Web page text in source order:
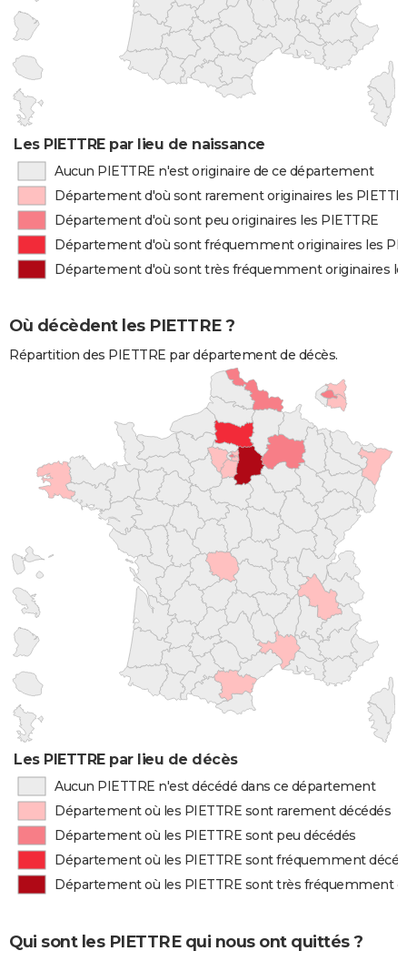
Les PIETTRE par lieu de naissance
Aucun PIETTRE n'est originaire de ce département
Département d'où sont rarement originaires les
Département d'où sont peu originaires les PIETTRE
Département d'où sont fréquemment originaires les
Département d'où sont très fréquemment originaires
Où décèdent les PIETTRE ?
Répartition des PIETTRE par département de décès.
Les PIETTRE par lieu de décès
Aucun PIETTRE n'est décédé dans ce département
Département où les PIETTRE sont rarement décédés
Département où les PIETTRE sont peu décédés
Département où les PIETTRE sont fréquemment
Département où les PIETTRE sont très fréquemment
Qui sont les PIETTRE qui nous ont quittés ?